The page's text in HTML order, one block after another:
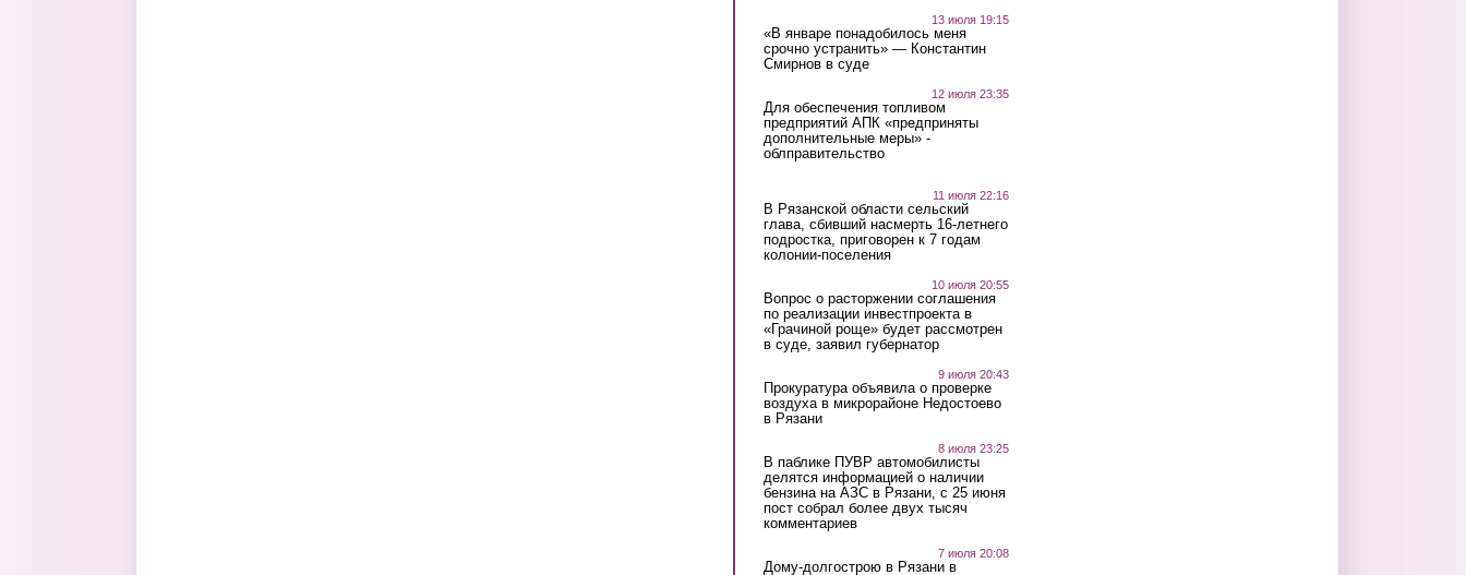
13 июля 19:15
«В январе понадобилось меня
срочно устранить» — Константин
Смирнов в суде
12 июля 23:35
Для обеспечения топливом
предприятий АПК «предприняты
дополнительные меры» -
облправительство
11 июля 22:16
В Рязанской области сельский
глава, сбивший насмерть 16-летнего
подростка, приговорен к 7 годам
колонии-поселения
10 июля 20:55
Вопрос о расторжении соглашения
по реализации инвестпроекта в
«Грачиной роще» будет рассмотрен
в суде, заявил губернатор
9 июля 20:43
Прокуратура объявила о проверке
воздуха в микрорайоне Недостоево
в Рязани
8 июля 23:25
В паблике ПУВР автомобилисты
делятся информацией о наличии
бензина на АЗС в Рязани, с 25 июня
пост собрал более двух тысяч
комментариев
7 июля 20:08
Дому-долгострою в Рязани в